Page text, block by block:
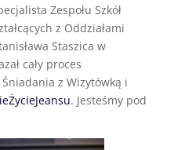
Zespołu Szkół
z Oddziałami
Staszica w
cały proces
z Wizytówką i
. Jesteśmy pod